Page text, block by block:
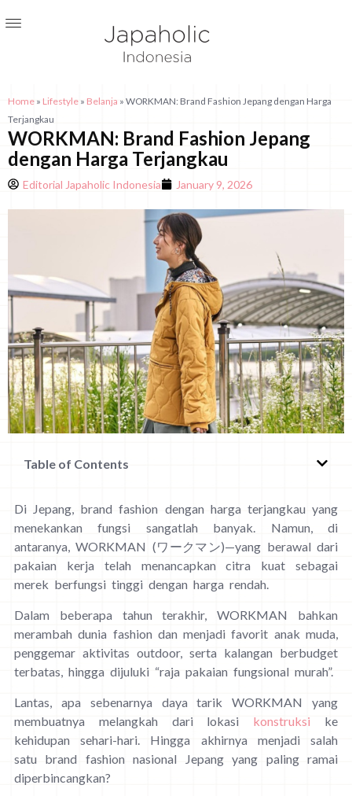
Home » Lifestyle » Belanja » WORKMAN: Brand Fashion Jepang dengan Harga
Terjangkau
WORKMAN: Brand Fashion Jepang
dengan Harga Terjangkau
Editorial Japaholic Indonesia January 9, 2026
Table of Contents
Di Jepang, brand fashion dengan harga terjangkau yang
menekankan fungsi sangatlah banyak. Namun, di
antaranya, WORKMAN (ワークマン)—yang berawal dari
pakaian kerja telah menancapkan citra kuat sebagai
merek berfungsi tinggi dengan harga rendah.
Dalam beberapa tahun terakhir, WORKMAN bahkan
merambah dunia fashion dan menjadi favorit anak muda,
penggemar aktivitas outdoor, serta kalangan berbudget
terbatas, hingga dijuluki “raja pakaian fungsional murah”.
Lantas, apa sebenarnya daya tarik WORKMAN yang
membuatnya melangkah dari lokasi konstruksi ke
kehidupan sehari-hari. Hingga akhirnya menjadi salah
satu brand fashion nasional Jepang yang paling ramai
diperbincangkan?